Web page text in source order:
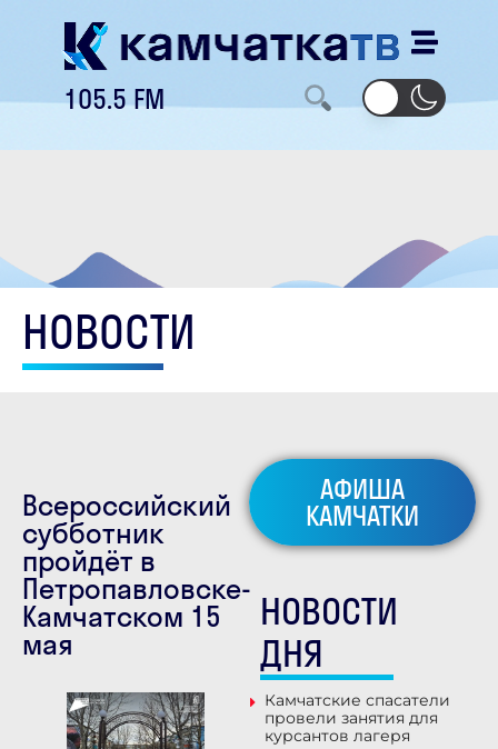
105.5 FM
НОВОСТИ
Всероссийский
субботник
пройдёт в
Петропавловске-
Камчатском 15
мая
АФИША
КАМЧАТКИ
НОВОСТИ
ДНЯ
Камчатские спасатели
провели занятия для
курсантов лагеря